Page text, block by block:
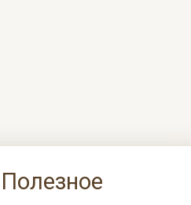
Полезное